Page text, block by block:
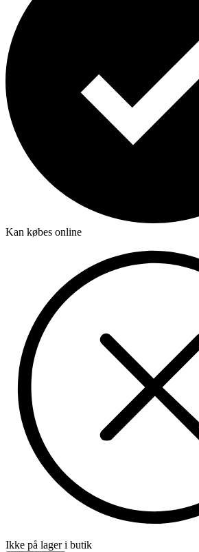
Kan købes online
Ikke på lager i butik